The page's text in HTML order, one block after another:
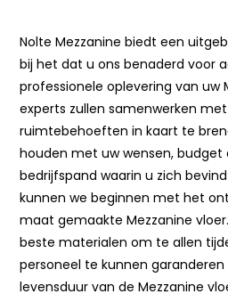
Nolte Mezzanine biedt een
bij het dat u ons benaderd voor
professionele oplevering van uw
experts zullen samenwerken
ruimtebehoeften in kaart te
houden met uw wensen, budget
bedrijfspand waarin u zich
kunnen we beginnen met het
maat gemaakte Mezzanine
beste materialen om te allen
personeel te kunnen
levensduur van de Mezzanine